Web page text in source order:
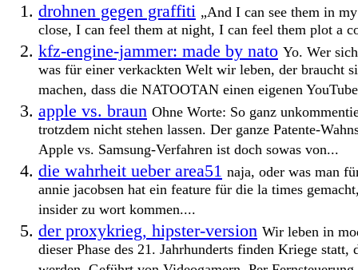
drohnen gegen graffiti „And I can see them in
close, I can feel them at night, I can feel them plot a
kfz-engine-jammer: made by nato Yo. Wer
was für einer verkackten Welt wir leben, der braucht
machen, dass die NATOOTAN einen eigenen
apple vs. braun Ohne Worte: So ganz
trotzdem nicht stehen lassen. Der ganze Patente-
Apple vs. Samsung-Verfahren ist doch sowas von...
die wahrheit ueber area51 naja, oder was man
annie jacobsen hat ein feature für die la times
insider zu wort kommen....
der proxykrieg, hipster-version Wir leben in
dieser Phase des 21. Jahrhunderts finden Kriege statt,